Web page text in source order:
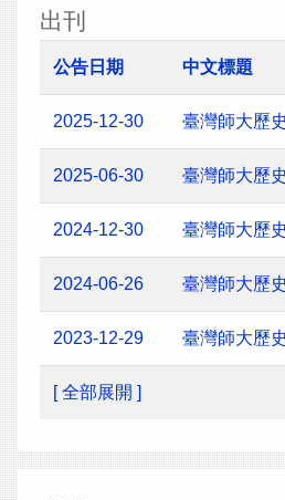
出刊
公告日期 中文標題
2025-12-30 臺灣師大歷
2025-06-30 臺灣師大歷
2024-12-30 臺灣師大歷
2024-06-26 臺灣師大歷
2023-12-29 臺灣師大歷
[ 全部展開 ]